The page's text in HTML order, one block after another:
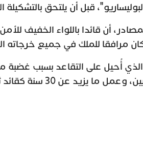
قبل أن يلتحق
أن قائدا باللواء الخفيف
مرافقا للملك في جميع خرجاته
أُحيل على التقاعد بسبب غضبة
سنة كقائد ثكنة لواء المظليين المشاة بالرباط.